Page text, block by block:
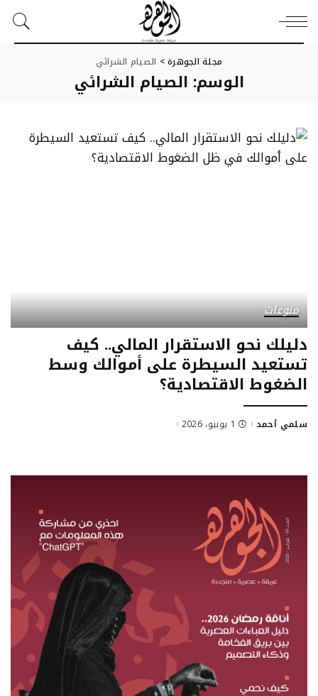
مجلة الجوهرة> الصيام الشرائي
الوسم: الصيام الشرائي
منوعات
دليلك نحو الاستقرار المالي.. كيف
تستعيد السيطرة على أموالك وسط
الضغوط الاقتصادية؟
سلمي أحمد 1 يونيو، 2026